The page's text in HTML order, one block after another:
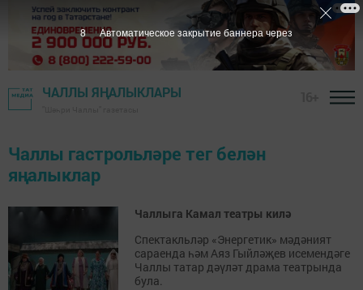
ЧАЛЛЫ ЯҢАЛЫКЛАРЫ
Чаллы гастрольләре тег белән
яңалыклар
Чаллыга Камал театры килә
Спектакльләр «Энергетик» мәдәният
сараенда һәм Аяз Гыйләҗев исемендәге
Чаллы татар дәүләт драма театрында
була.
8 Автоматическое закрытие баннера через